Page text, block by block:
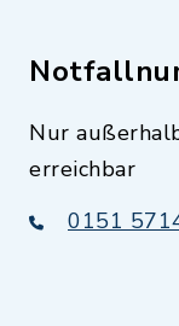
Nur
erreichbar
0151